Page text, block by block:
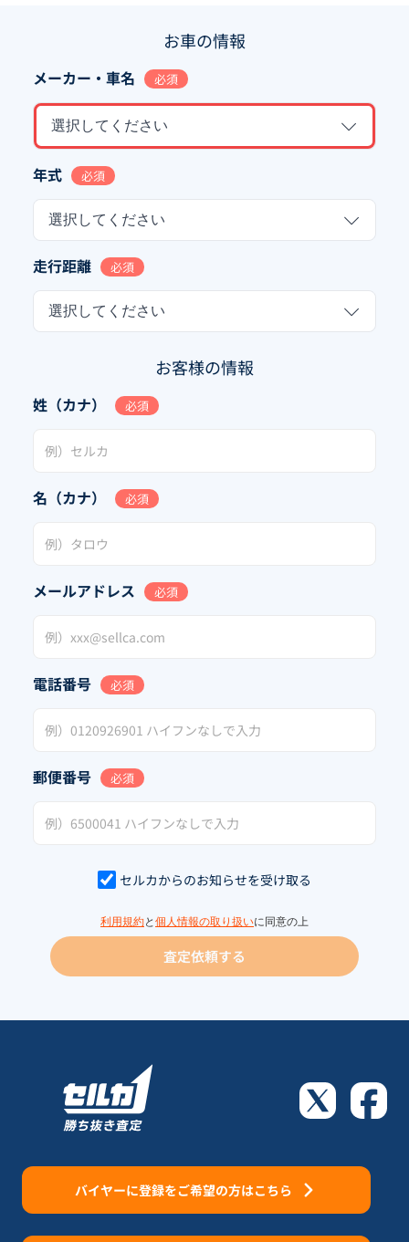
お車の情報
メーカー・車名 必須
選択してください
年式 必須
選択してください
走行距離 必須
選択してください
お客様の情報
姓（カナ） 必須
名（カナ） 必須
メールアドレス 必須
電話番号 必須
郵便番号 必須
セルカからのお知らせを受け取る
利用規約と 個人情報の取り扱いに同意の上
査定依頼する
バイヤーに登録をご希望の方はこちら